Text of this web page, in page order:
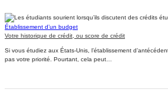
Établissement d’un budget
Votre historique de crédit, ou score de crédit
Si vous étudiez aux États-Unis, l’établissement
pas votre priorité. Pourtant, cela peut…